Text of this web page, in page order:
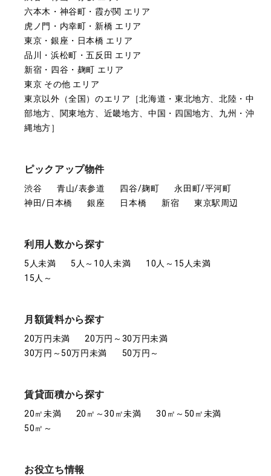
六本木・神谷町・霞が関 エリア
虎ノ門・内幸町・新橋 エリア
東京・銀座・日本橋 エリア
品川・浜松町・五反田 エリア
新宿・四谷・麹町 エリア
東京 その他 エリア
東京以外（全国）のエリア［北海道・東北地方、北陸・中
部地方、関東地方、近畿地方、中国・四国地方、九州・沖
縄地方］
ピックアップ物件
渋谷 青山/表参道 四谷/麹町
永田町/平河町
神田/日本橋
銀座 日本橋 新宿 東京駅周辺
利用人数から探す
5人未満 5人～10人未満
10人～15人未満
15人～
月額賃料から探す
20万円未満
20万円～30万円未満
30万円～50万円未満
50万円～
賃貸面積から探す
20㎡未満 20㎡～30㎡未満
30㎡～50㎡未満
50㎡～
お役立ち情報